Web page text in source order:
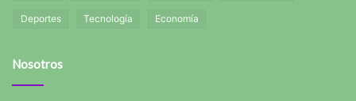
Deportes Tecnología Economía
Nosotros